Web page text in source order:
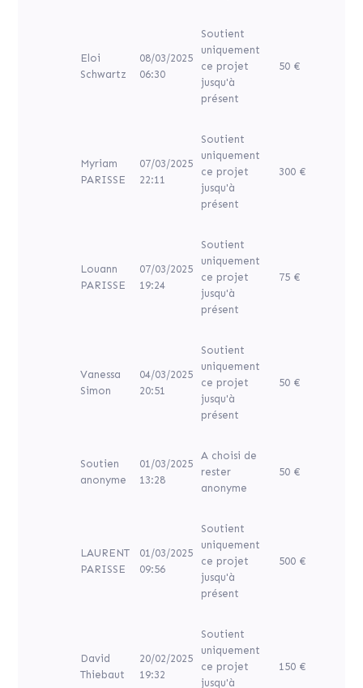
Eloi
Schwartz
08/03/2025
06:30
Soutient
uniquement
ce projet
jusqu'à
présent
50 €
Myriam
PARISSE
07/03/2025
22:11
Soutient
uniquement
ce projet
jusqu'à
présent
300 €
Louann
PARISSE
07/03/2025
19:24
Soutient
uniquement
ce projet
jusqu'à
présent
75 €
Vanessa
Simon
04/03/2025
20:51
Soutient
uniquement
ce projet
jusqu'à
présent
50 €
Soutien
anonyme
01/03/2025
13:28
A choisi de
rester
anonyme
50 €
LAURENT
PARISSE
01/03/2025
09:56
Soutient
uniquement
ce projet
jusqu'à
présent
500 €
David
Thiebaut
20/02/2025
19:32
Soutient
uniquement
ce projet
jusqu'à
150 €